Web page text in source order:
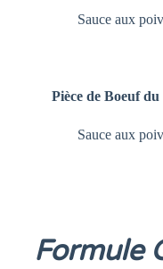
Sauce aux
Pièce de Boeuf
Sauce aux
Formule